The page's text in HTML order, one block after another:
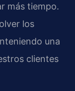
más tiempo.
los
una
clientes